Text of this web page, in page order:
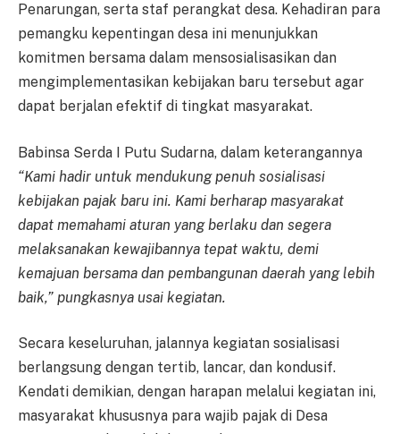
Penarungan, serta staf perangkat desa. Kehadiran para
pemangku kepentingan desa ini menunjukkan
komitmen bersama dalam mensosialisasikan dan
mengimplementasikan kebijakan baru tersebut agar
dapat berjalan efektif di tingkat masyarakat.
Babinsa Serda I Putu Sudarna, dalam keterangannya
“Kami hadir untuk mendukung penuh sosialisasi
kebijakan pajak baru ini. Kami berharap masyarakat
dapat memahami aturan yang berlaku dan segera
melaksanakan kewajibannya tepat waktu, demi
kemajuan bersama dan pembangunan daerah yang lebih
baik,” pungkasnya usai kegiatan.
Secara keseluruhan, jalannya kegiatan sosialisasi
berlangsung dengan tertib, lancar, dan kondusif.
Kendati demikian, dengan harapan melalui kegiatan ini,
masyarakat khususnya para wajib pajak di Desa